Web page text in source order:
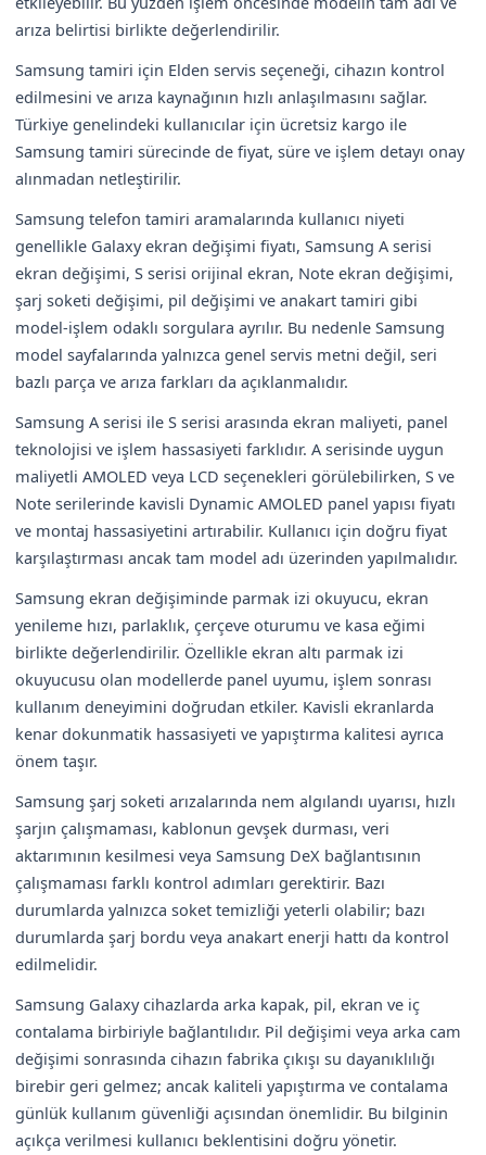
arıza belirtisi birlikte değerlendirilir.
Samsung tamiri için Elden servis seçeneği, cihazın kontrol
edilmesini ve arıza kaynağının hızlı anlaşılmasını sağlar.
Türkiye genelindeki kullanıcılar için ücretsiz kargo ile
Samsung tamiri sürecinde de fiyat, süre ve işlem detayı onay
alınmadan netleştirilir.
Samsung telefon tamiri aramalarında kullanıcı niyeti
genellikle Galaxy ekran değişimi fiyatı, Samsung A serisi
ekran değişimi, S serisi orijinal ekran, Note ekran değişimi,
şarj soketi değişimi, pil değişimi ve anakart tamiri gibi
model-işlem odaklı sorgulara ayrılır. Bu nedenle Samsung
model sayfalarında yalnızca genel servis metni değil, seri
bazlı parça ve arıza farkları da açıklanmalıdır.
Samsung A serisi ile S serisi arasında ekran maliyeti, panel
teknolojisi ve işlem hassasiyeti farklıdır. A serisinde uygun
maliyetli AMOLED veya LCD seçenekleri görülebilirken, S ve
Note serilerinde kavisli Dynamic AMOLED panel yapısı fiyatı
ve montaj hassasiyetini artırabilir. Kullanıcı için doğru fiyat
karşılaştırması ancak tam model adı üzerinden yapılmalıdır.
Samsung ekran değişiminde parmak izi okuyucu, ekran
yenileme hızı, parlaklık, çerçeve oturumu ve kasa eğimi
birlikte değerlendirilir. Özellikle ekran altı parmak izi
okuyucusu olan modellerde panel uyumu, işlem sonrası
kullanım deneyimini doğrudan etkiler. Kavisli ekranlarda
kenar dokunmatik hassasiyeti ve yapıştırma kalitesi ayrıca
önem taşır.
Samsung şarj soketi arızalarında nem algılandı uyarısı, hızlı
şarjın çalışmaması, kablonun gevşek durması, veri
aktarımının kesilmesi veya Samsung DeX bağlantısının
çalışmaması farklı kontrol adımları gerektirir. Bazı
durumlarda yalnızca soket temizliği yeterli olabilir; bazı
durumlarda şarj bordu veya anakart enerji hattı da kontrol
edilmelidir.
Samsung Galaxy cihazlarda arka kapak, pil, ekran ve iç
contalama birbiriyle bağlantılıdır. Pil değişimi veya arka cam
değişimi sonrasında cihazın fabrika çıkışı su dayanıklılığı
birebir geri gelmez; ancak kaliteli yapıştırma ve contalama
günlük kullanım güvenliği açısından önemlidir. Bu bilginin
açıkça verilmesi kullanıcı beklentisini doğru yönetir.